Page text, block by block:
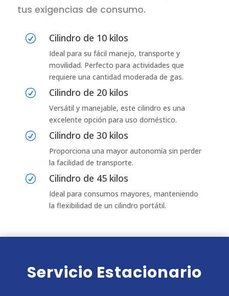
tus exigencias de consumo.
R Cilindro de 10 kilos
Ideal para su fácil manejo, transporte y
movilidad. Perfecto para actividades que
requiere una cantidad moderada de gas.
R Cilindro de 20 kilos
Versátil y manejable, este cilindro es una
excelente opción para uso doméstico.
R Cilindro de 30 kilos
Proporciona una mayor autonomía sin perder
la facilidad de transporte.
R Cilindro de 45 kilos
Ideal para consumos mayores, manteniendo
la flexibilidad de un cilindro portátil.
Servicio Estacionario